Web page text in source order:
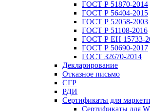
ГОСТ Р 51870-2014
ГОСТ Р 56404-2015
ГОСТ Р 52058-2003
ГОСТ Р 51108-2016
ГОСТ Р ЕН 15733-
ГОСТ Р 50690-2017
ГОСТ 32670-2014
Декларирование
Отказное письмо
СГР
РДИ
Сертификаты для
Сертификаты для